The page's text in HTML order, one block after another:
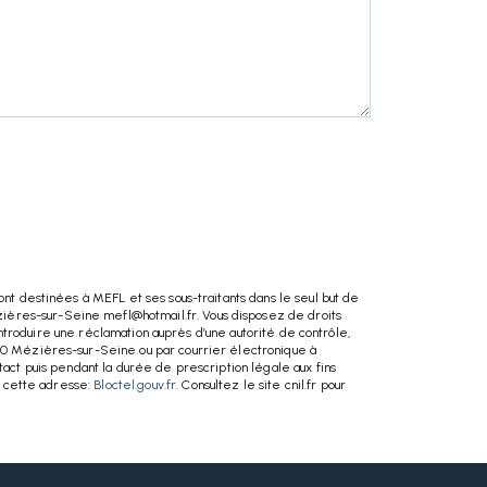
destinées à MEFL et ses sous-traitants dans le seul but de
sur-Seine mefl@hotmail.fr. Vous disposez de droits
une réclamation auprès d’une autorité de contrôle,
Mézières-sur-Seine ou par courrier électronique à
puis pendant la durée de prescription légale aux fins
cette adresse: Bloctel.gouv.fr . Consultez le site cnil.fr pour